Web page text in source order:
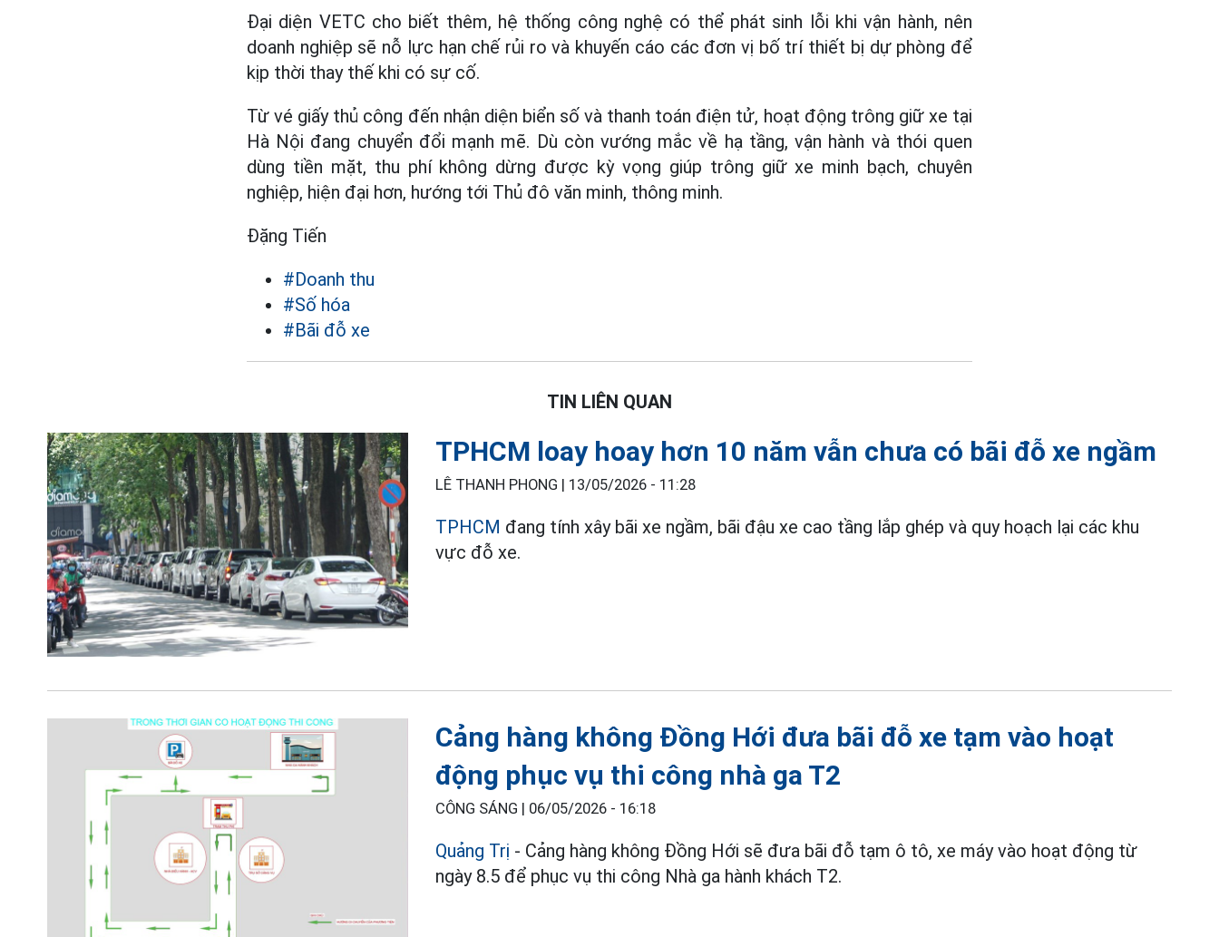
Đại diện VETC cho biết thêm, hệ thống công nghệ có thể phát sinh lỗi khi vận hành, nên
doanh nghiệp sẽ nỗ lực hạn chế rủi ro và khuyến cáo các đơn vị bố trí thiết bị dự phòng để
kịp thời thay thế khi có sự cố.
Từ vé giấy thủ công đến nhận diện biển số và thanh toán điện tử, hoạt động trông giữ xe tại
Hà Nội đang chuyển đổi mạnh mẽ. Dù còn vướng mắc về hạ tầng, vận hành và thói quen
dùng tiền mặt, thu phí không dừng được kỳ vọng giúp trông giữ xe minh bạch, chuyên
nghiệp, hiện đại hơn, hướng tới Thủ đô văn minh, thông minh.
Đặng Tiến
#Doanh thu
#Số hóa
#Bãi đỗ xe
TIN LIÊN QUAN
TPHCM loay hoay hơn 10 năm vẫn chưa có bãi đỗ xe ngầm
LÊ THANH PHONG | 13/05/2026 - 11:28
TPHCM đang tính xây bãi xe ngầm, bãi đậu xe cao tầng lắp ghép và quy hoạch lại các khu
vực đỗ xe.
Cảng hàng không Đồng Hới đưa bãi đỗ xe tạm vào hoạt
động phục vụ thi công nhà ga T2
CÔNG SÁNG | 06/05/2026 - 16:18
Quảng Trị - Cảng hàng không Đồng Hới sẽ đưa bãi đỗ tạm ô tô, xe máy vào hoạt động từ
ngày 8.5 để phục vụ thi công Nhà ga hành khách T2.